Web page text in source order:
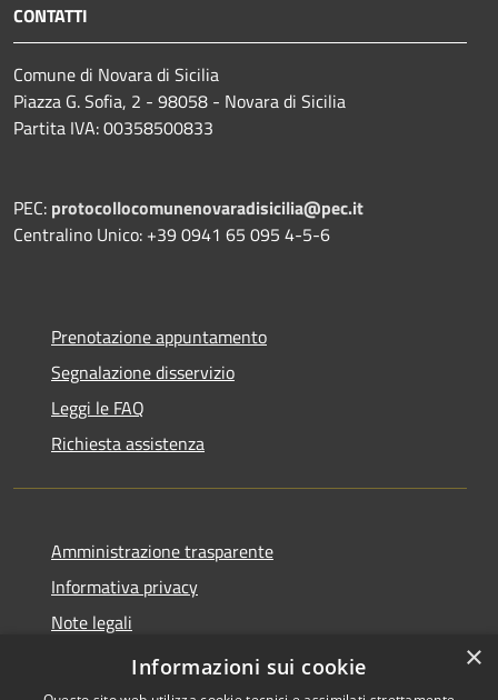
CONTATTI
Comune di Novara di Sicilia
Piazza G. Sofia, 2 - 98058 - Novara di Sicilia
Partita IVA: 00358500833
PEC: protocollocomunenovaradisicilia@pec.it
Centralino Unico: +39 0941 65 095 4-5-6
Prenotazione appuntamento
Segnalazione disservizio
Leggi le FAQ
Richiesta assistenza
Amministrazione trasparente
Informativa privacy
Note legali
Dichiarazione di accessibilità
×
Informazioni sui cookie